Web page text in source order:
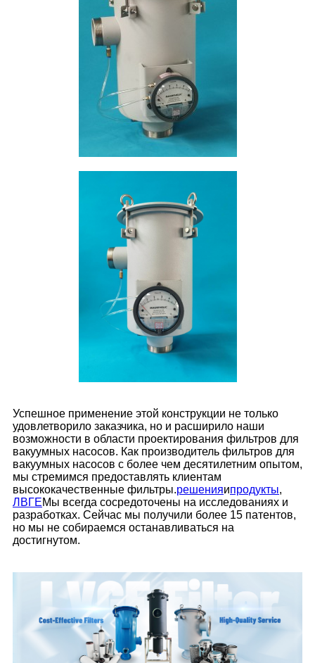
Успешное применение этой конструкции не только
удовлетворило заказчика, но и расширило наши
возможности в области проектирования фильтров для
вакуумных насосов. Как производитель фильтров для
вакуумных насосов с более чем десятилетним опытом,
мы стремимся предоставлять клиентам
высококачественные фильтры.решенияипродукты,
ЛВГЕМы всегда сосредоточены на исследованиях и
разработках. Сейчас мы получили более 15 патентов,
но мы не собираемся останавливаться на
достигнутом.